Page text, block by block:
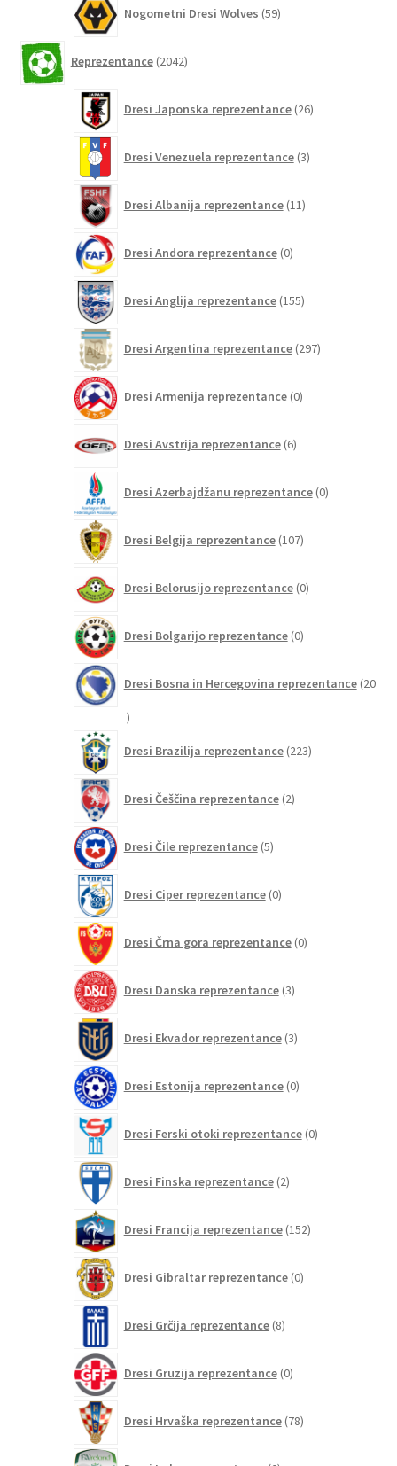
Nogometni Dresi Wolves 59izdelkov
Reprezentance 2042izdelkov
Dresi Japonska reprezentance 26izdelkov
Dresi Venezuela reprezentance 3izdelki
Dresi Albanija reprezentance 11izdelkov
Dresi Andora reprezentance 0izdelkov
Dresi Anglija reprezentance 155izdelkov
Dresi Argentina reprezentance 297izdelkov
Dresi Armenija reprezentance 0izdelkov
Dresi Avstrija reprezentance 6izdelkov
Dresi Azerbajdžanu reprezentance 0izdelkov
Dresi Belgija reprezentance 107izdelkov
Dresi Belorusijo reprezentance 0izdelkov
Dresi Bolgarijo reprezentance 0izdelkov
Dresi Bosna in Hercegovina reprezentance 20
20
Dresi Brazilija reprezentance 223izdelkov
Dresi Češčina reprezentance 2izdelka
Dresi Čile reprezentance 5izdelkov
Dresi Ciper reprezentance 0izdelkov
Dresi Črna gora reprezentance 0izdelkov
Dresi Danska reprezentance 3izdelki
Dresi Ekvador reprezentance 3izdelki
Dresi Estonija reprezentance 0izdelkov
Dresi Ferski otoki reprezentance 0izdelkov
Dresi Finska reprezentance 2izdelka
Dresi Francija reprezentance 152izdelkov
Dresi Gibraltar reprezentance 0izdelkov
Dresi Grčija reprezentance 8izdelkov
Dresi Gruzija reprezentance 0izdelkov
Dresi Hrvaška reprezentance 78izdelkov